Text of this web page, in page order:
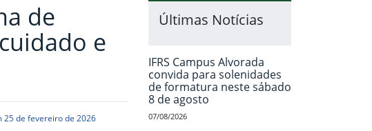
de
e
25 de fevereiro de 2026
Últimas Notícias
IFRS Campus Alvorada
convida para solenidades
de formatura neste sábado
8 de agosto
07/08/2026